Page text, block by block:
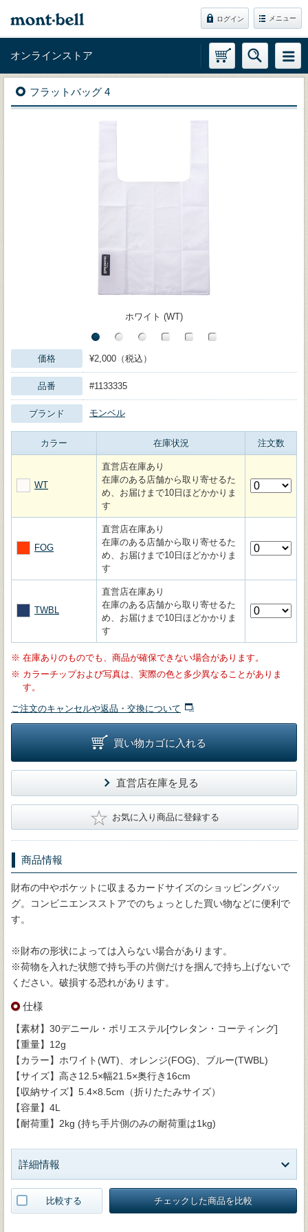
ログイン メニュー
オンラインストア
フラットバッグ 4
ホワイト (WT)
価格 ¥2,000（税込）
品番 #1133335
ブランド モンベル
カラー 在庫状況 注文数
WT
直営店在庫あり
在庫のある店舗から取り寄せるた
め、お届けまで10日ほどかかりま
す
FOG
直営店在庫あり
在庫のある店舗から取り寄せるた
め、お届けまで10日ほどかかりま
す
TWBL
直営店在庫あり
在庫のある店舗から取り寄せるた
め、お届けまで10日ほどかかりま
す
※ 在庫ありのものでも、商品が確保できない場合があります。
※ カラーチップおよび写真は、実際の色と多少異なることがありま
す。
ご注文のキャンセルや返品・交換について
買い物カゴに入れる
直営店在庫を見る
★ お気に入り商品に登録する
商品情報
財布の中やポケットに収まるカードサイズのショッピングバッ
グ。コンビニエンスストアでのちょっとした買い物などに便利で
す。
※財布の形状によっては入らない場合があります。
※荷物を入れた状態で持ち手の片側だけを掴んで持ち上げないで
ください。破損する恐れがあります。
仕様
【素材】30デニール・ポリエステル[ウレタン・コーティング]
【重量】12g
【カラー】ホワイト(WT)、オレンジ(FOG)、ブルー(TWBL)
【サイズ】高さ12.5×幅21.5×奥行き16cm
【収納サイズ】5.4×8.5cm（折りたたみサイズ）
【容量】4L
【耐荷重】2kg (持ち手片側のみの耐荷重は1kg)
詳細情報
比較する チェックした商品を比較